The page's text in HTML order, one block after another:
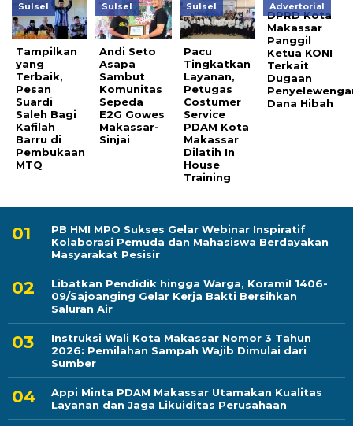
Sulsel
Tampilkan
yang
Terbaik,
Pesan
Suardi
Saleh Bagi
Kafilah
Barru di
Pembukaan
MTQ
Sulsel
Andi Seto
Asapa
Sambut
Komunitas
Sepeda
E2G Gowes
Makassar-
Sinjai
Sulsel
Pacu
Tingkatkan
Layanan,
Petugas
Costumer
Service
PDAM Kota
Makassar
Dilatih In
House
Training
Advertorial
DPRD Kota
Makassar
Panggil
Ketua KONI
Terkait
Dugaan
Dana Hibah
PB HMI MPO Sukses Gelar Webinar Inspiratif
Kolaborasi Pemuda dan Mahasiswa Berdayakan
Masyarakat Pesisir
Libatkan Pendidik hingga Warga, Koramil 1406-
09/Sajoanging Gelar Kerja Bakti Bersihkan
Saluran Air
Instruksi Wali Kota Makassar Nomor 3 Tahun
2026: Pemilahan Sampah Wajib Dimulai dari
Sumber
Appi Minta PDAM Makassar Utamakan Kualitas
Layanan dan Jaga Likuiditas Perusahaan